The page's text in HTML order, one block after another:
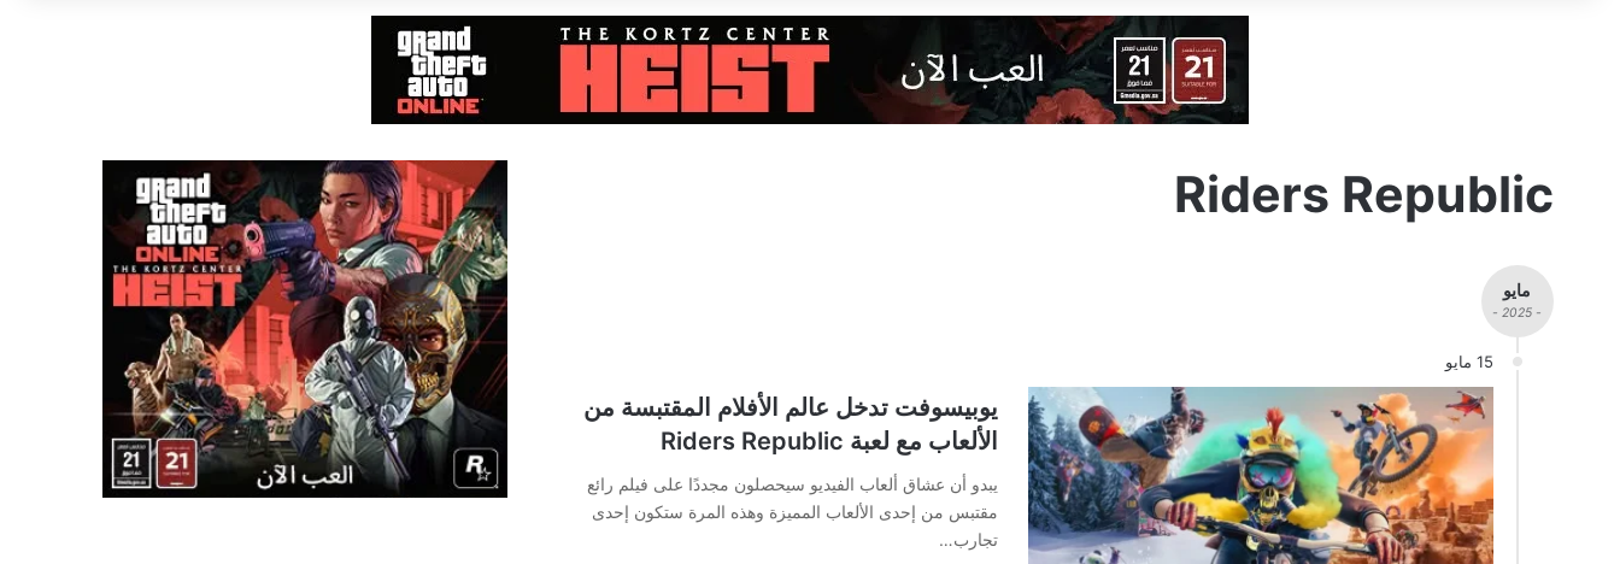
Riders Republic
مايو
- 2025 -
15 مايو
يوبيسوفت تدخل عالم الأفلام المقتبسة من
الألعاب مع لعبة Riders Republic
يبدو أن عشاق ألعاب الفيديو سيحصلون مجددًا على فيلم رائع
مقتبس من إحدى الألعاب المميزة وهذه المرة ستكون إحدى
تجارب…